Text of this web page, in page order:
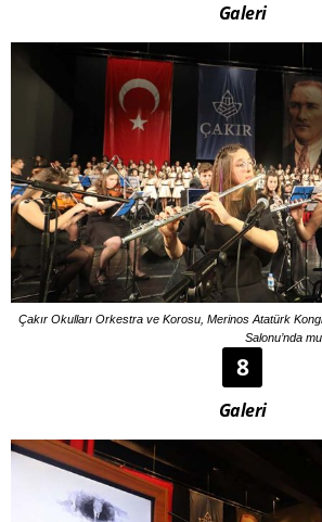
Galeri
Çakır Okulları Orkestra ve Korosu, Merinos Atatürk
Salonu’nda
8
Galeri